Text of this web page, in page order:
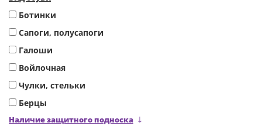
Ботинки
Сапоги, полусапоги
Галоши
Войлочная
Чулки, стельки
Берцы
Наличие защитного подноска